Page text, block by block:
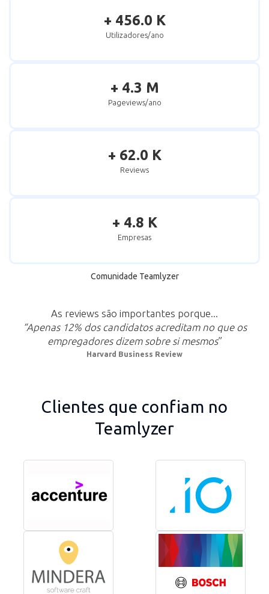
+ 456.0 K
Utilizadores/ano
+ 4.3 M
Pageviews/ano
+ 62.0 K
Reviews
+ 4.8 K
Empresas
Comunidade Teamlyzer
As reviews são importantes porque...
“Apenas 12% dos candidatos acreditam no que os
empregadores dizem sobre si mesmos”
Harvard Business Review
Clientes que confiam no
Teamlyzer